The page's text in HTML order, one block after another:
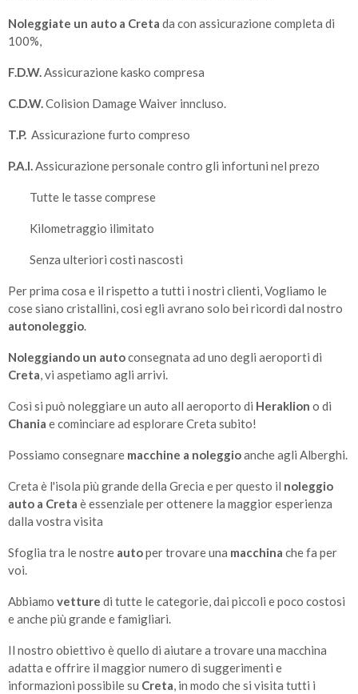
Noleggiate un auto a Creta da con assicurazione completa di
100%,
F.D.W.Assicurazione kasko compresa
C.D.W.Colision Damage Waiver inncluso.
T.P. Assicurazione furto compreso
P.A.I.Assicurazione personale contro gli infortuni nel prezo
Tutte le tasse comprese
Kilometraggio ilimitato
Senza ulteriori costi nascosti
Per prima cosa e il rispetto a tutti i nostri clienti, Vogliamo le
cose siano cristallini, cosi egli avrano solo bei ricordi dal nostro
autonoleggio.
Noleggiando un autoconsegnata ad uno degli aeroporti di
Creta, vi aspetiamo agli arrivi.
Così si può noleggiare un auto all aeroporto di Heraklion o di
Chania e cominciare ad esplorare Creta subito!
Possiamo consegnare macchine a noleggioanche agli Alberghi.
Creta è l'isola più grande della Grecia e per questo il noleggio
auto a Creta è essenziale per ottenere la maggior esperienza
dalla vostra visita
Sfoglia tra le nostre autoper trovare una macchina che fa per
voi.
Abbiamo vetture di tutte le categorie, dai piccoli e poco costosi
e anche più grande e famigliari.
Il nostro obiettivo è quello di aiutare a trovare una macchina
adatta e offrire il maggior numero di suggerimenti e
informazioni possibile su Creta, in modo che si visita tutti i